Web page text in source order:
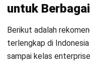
untuk
Berikut adalah
terlengkap di
sampai kelas enterprise